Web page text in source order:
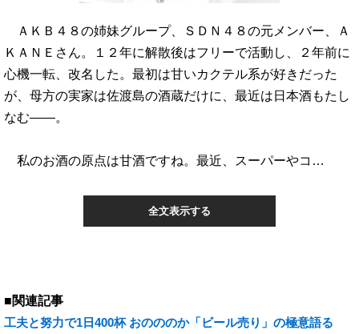
ＡＫＢ４８の姉妹グループ、ＳＤＮ４８の元メンバー、Ａ
ＫＡＮＥさん。１２年に解散後はフリーで活動し、２年前に
心機一転、改名した。最初は甘いカクテル系が好きだった
が、母方の実家は佐渡島の酒蔵だけに、最近は日本酒もたし
なむ――。
私のお酒の原点は甘酒ですね。最近、スーパーやコ…
全文表示する
■関連記事
工夫と努力で1日400杯 おのののか「ビール売り」の極意語る